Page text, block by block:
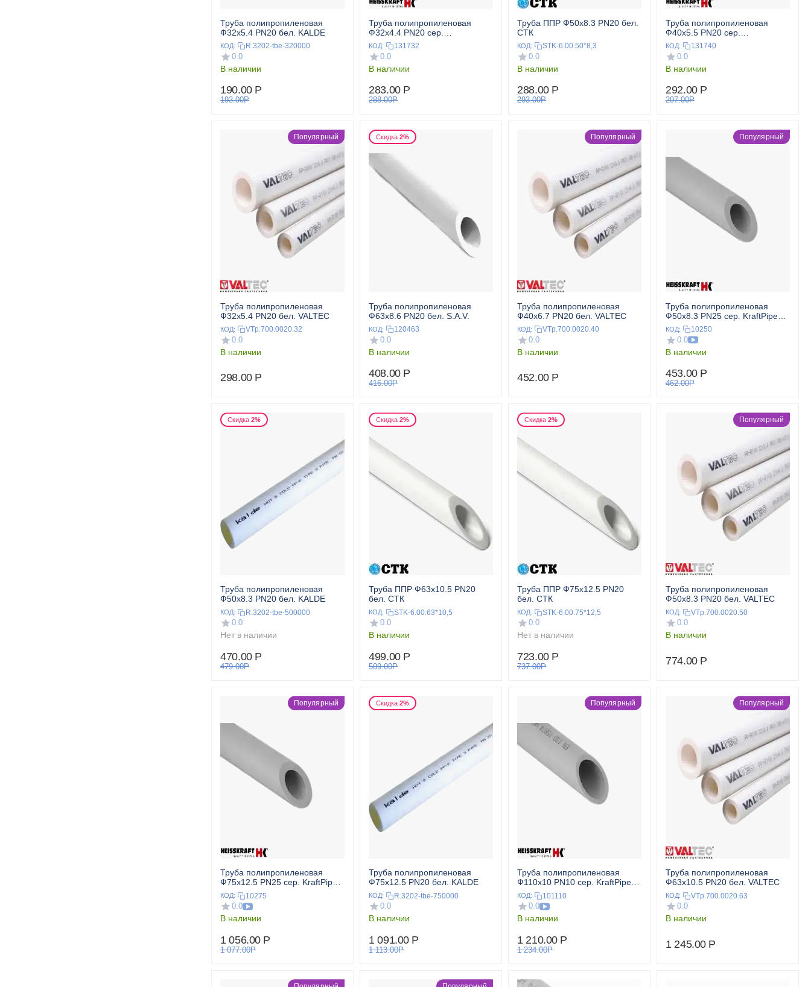
Труба полипропиленовая
Ф32x5.4 PN20 бел. KALDE
КОД: R.3202-tbe-320000
0.0
В наличии
190.00 Р
193.00Р
Труба полипропиленовая
Ф32x4.4 PN20 сер.
KraftPipePlus HEISSKRAFT
КОД: 131732
0.0
В наличии
283.00 Р
288.00Р
Труба ППР Ф50x8.3 PN20 бел.
СТК
КОД: STK-6.00.50*8,3
0.0
В наличии
288.00 Р
293.00Р
Труба полипропиленовая
Ф40x5.5 PN20 сер.
KraftPipePlus HEISSKRAFT
КОД: 131740
0.0
В наличии
292.00 Р
297.00Р
Популярный
Труба полипропиленовая
Ф32x5.4 PN20 бел. VALTEC
КОД: VTp.700.0020.32
0.0
В наличии
298.00 Р
Скидка 2%
Труба полипропиленовая
Ф63x8.6 PN20 бел. S.A.V.
КОД: 120463
0.0
В наличии
408.00 Р
416.00Р
Популярный
Труба полипропиленовая
Ф40x6.7 PN20 бел. VALTEC
КОД: VTp.700.0020.40
0.0
В наличии
452.00 Р
Популярный
Труба полипропиленовая
Ф50x8.3 PN25 сер. KraftPipe
HEISSKRAFT
КОД: 10250
0.0
В наличии
453.00 Р
462.00Р
Скидка 2%
Труба полипропиленовая
Ф50x8.3 PN20 бел. KALDE
КОД: R.3202-tbe-500000
0.0
Нет в наличии
470.00 Р
479.00Р
Скидка 2%
Труба ППР Ф63x10.5 PN20
бел. СТК
КОД: STK-6.00.63*10,5
0.0
В наличии
499.00 Р
509.00Р
Скидка 2%
Труба ППР Ф75x12.5 PN20
бел. СТК
КОД: STK-6.00.75*12,5
0.0
Нет в наличии
723.00 Р
737.00Р
Популярный
Труба полипропиленовая
Ф50x8.3 PN20 бел. VALTEC
КОД: VTp.700.0020.50
0.0
В наличии
774.00 Р
Популярный
Труба полипропиленовая
Ф75x12.5 PN25 сер. KraftPipe
HEISSKRAFT
КОД: 10275
0.0
В наличии
1 056.00 Р
1 077.00Р
Скидка 2%
Труба полипропиленовая
Ф75x12.5 PN20 бел. KALDE
КОД: R.3202-tbe-750000
0.0
В наличии
1 091.00 Р
1 113.00Р
Популярный
Труба полипропиленовая
Ф110x10 PN10 сер. KraftPipe
HEISSKRAFT
КОД: 101110
0.0
В наличии
1 210.00 Р
1 234.00Р
Популярный
Труба полипропиленовая
Ф63x10.5 PN20 бел. VALTEC
КОД: VTp.700.0020.63
0.0
В наличии
1 245.00 Р